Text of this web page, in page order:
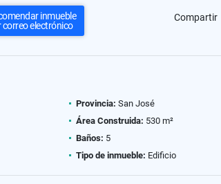
inmueble
correo electrónico
Compartir
Provincia: San José
Área Construida: 530 m²
Baños: 5
Tipo de inmueble: Edificio